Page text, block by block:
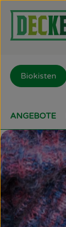
Biokisten
ANGEBOTE